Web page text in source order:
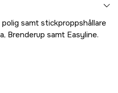
samt stickproppshållare
Brenderup samt Easyline.